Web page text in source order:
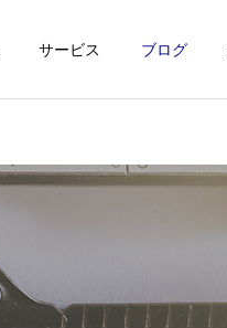
サービス ブログ